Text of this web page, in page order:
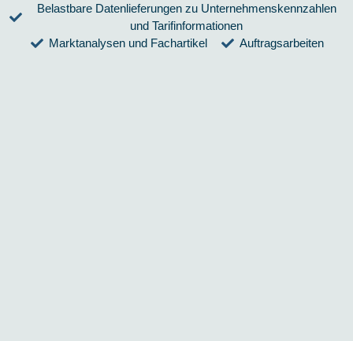
Belastbare Datenlieferungen zu Unternehmenskennzahlen
und Tarifinformationen
Marktanalysen und Fachartikel
Auftragsarbeiten